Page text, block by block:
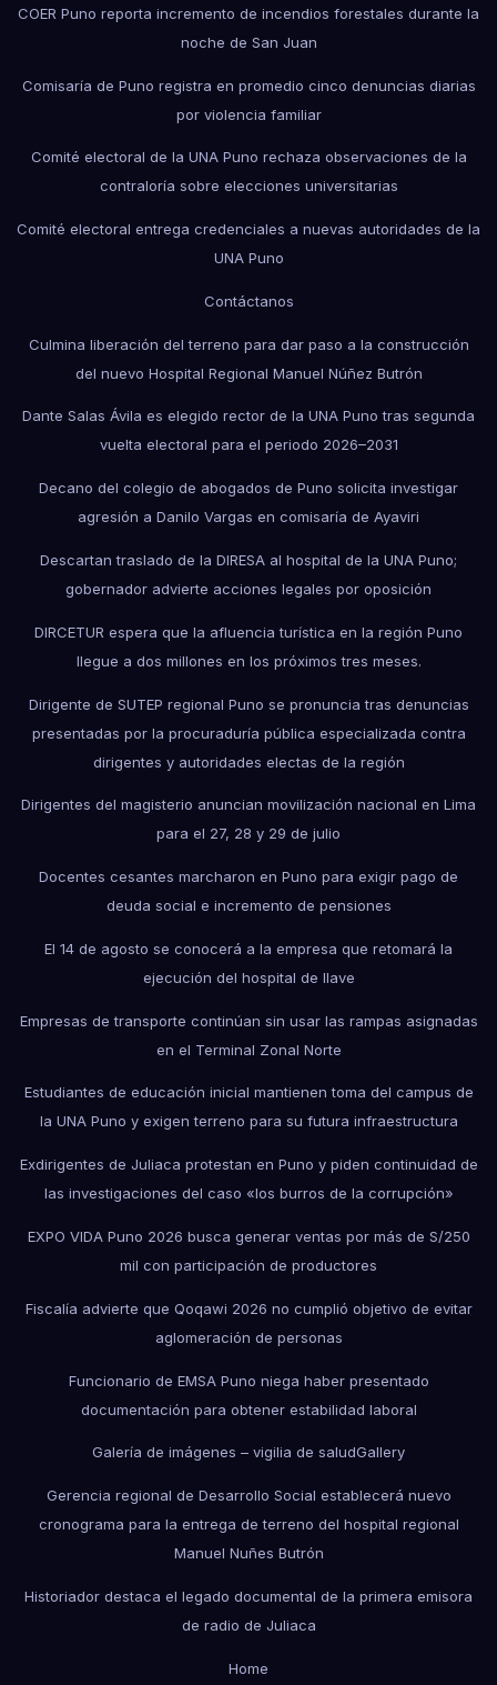
COER Puno reporta incremento de incendios forestales durante la
noche de San Juan
Comisaría de Puno registra en promedio cinco denuncias diarias
por violencia familiar
Comité electoral de la UNA Puno rechaza observaciones de la
contraloría sobre elecciones universitarias
Comité electoral entrega credenciales a nuevas autoridades de la
UNA Puno
Contáctanos
Culmina liberación del terreno para dar paso a la construcción
del nuevo Hospital Regional Manuel Núñez Butrón
Dante Salas Ávila es elegido rector de la UNA Puno tras segunda
vuelta electoral para el periodo 2026–2031
Decano del colegio de abogados de Puno solicita investigar
agresión a Danilo Vargas en comisaría de Ayaviri
Descartan traslado de la DIRESA al hospital de la UNA Puno;
gobernador advierte acciones legales por oposición
DIRCETUR espera que la afluencia turística en la región Puno
llegue a dos millones en los próximos tres meses.
Dirigente de SUTEP regional Puno se pronuncia tras denuncias
presentadas por la procuraduría pública especializada contra
dirigentes y autoridades electas de la región
Dirigentes del magisterio anuncian movilización nacional en Lima
para el 27, 28 y 29 de julio
Docentes cesantes marcharon en Puno para exigir pago de
deuda social e incremento de pensiones
El 14 de agosto se conocerá a la empresa que retomará la
ejecución del hospital de Ilave
Empresas de transporte continúan sin usar las rampas asignadas
en el Terminal Zonal Norte
Estudiantes de educación inicial mantienen toma del campus de
la UNA Puno y exigen terreno para su futura infraestructura
Exdirigentes de Juliaca protestan en Puno y piden continuidad de
las investigaciones del caso «los burros de la corrupción»
EXPO VIDA Puno 2026 busca generar ventas por más de S/250
mil con participación de productores
Fiscalía advierte que Qoqawi 2026 no cumplió objetivo de evitar
aglomeración de personas
Funcionario de EMSA Puno niega haber presentado
documentación para obtener estabilidad laboral
Galería de imágenes – vigilia de saludGallery
Gerencia regional de Desarrollo Social establecerá nuevo
cronograma para la entrega de terreno del hospital regional
Manuel Nuñes Butrón
Historiador destaca el legado documental de la primera emisora
de radio de Juliaca
Home